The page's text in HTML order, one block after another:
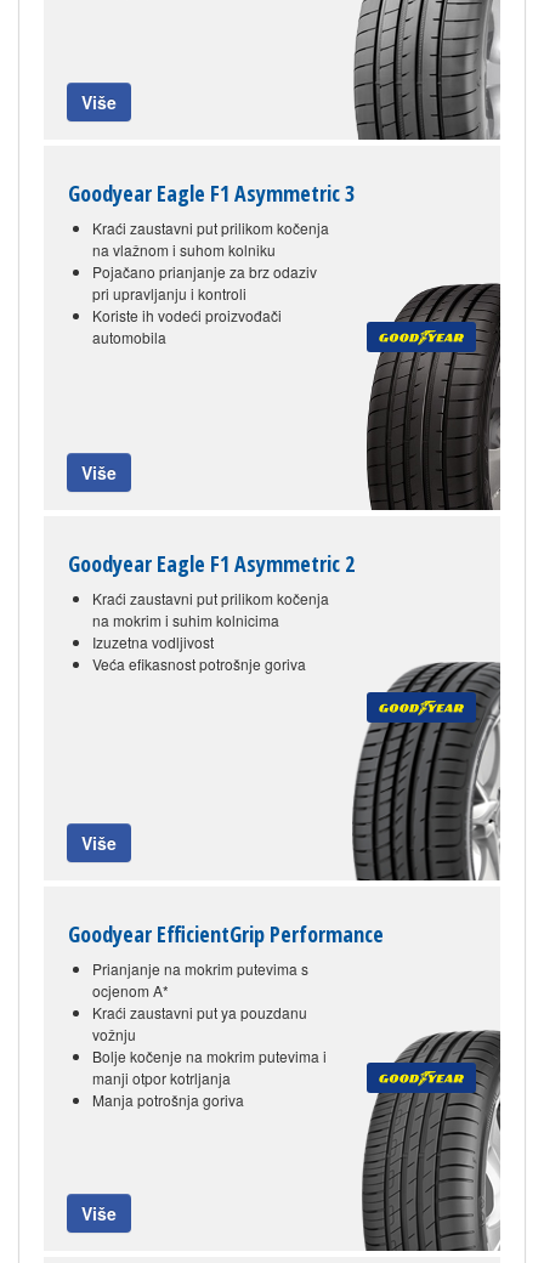
Više
Goodyear Eagle F1 Asymmetric 3
Kraći zaustavni put prilikom kočenja
na vlažnom i suhom kolniku
Pojačano prianjanje za brz odaziv
pri upravljanju i kontroli
Koriste ih vodeći proizvođači
automobila
Više
Goodyear Eagle F1 Asymmetric 2
Kraći zaustavni put prilikom kočenja
na mokrim i suhim kolnicima
Izuzetna vodljivost
Veća efikasnost potrošnje goriva
Više
Goodyear EfficientGrip Performance
Prianjanje na mokrim putevima s
ocjenom A*
Kraći zaustavni put ya pouzdanu
vožnju
Bolje kočenje na mokrim putevima i
manji otpor kotrljanja
Manja potrošnja goriva
Više